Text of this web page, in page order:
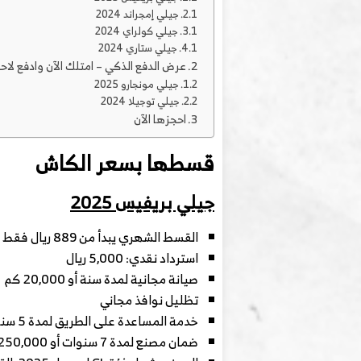
جيلي إمجراند 2024
جيلي كولراي 2024
جيلي ستاري 2024
عرض الدفع الذكي – امتلك الآن وادفع
جيلي مونجارو 2025
جيلي توجيلا 2024
احجزها الآن
قسطها بسعر الكاش
جيلي بريفيس 2025
القسط الشهري يبدأ من 889 ريال فقط
استرداد نقدي: 5,000 ريال
صيانة مجانية لمدة سنة أو 20,000 كم
تظليل نوافذ مجاني
خدمة المساعدة على الطريق لمدة 5 سنوات
ضمان مصنع لمدة 7 سنوات أو 250,000 كم